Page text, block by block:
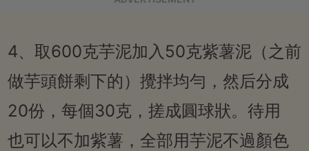
4、取600克芋泥加入50克紫薯泥（之前
做芋頭餅剩下的）攪拌均勻，然后分成
20份，每個30克，搓成圓球狀。待用
也可以不加紫薯，全部用芋泥不過顏色